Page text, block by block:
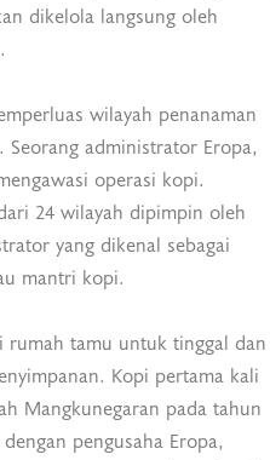
dikelola langsung oleh
wilayah penanaman
Seorang administrator Eropa,
operasi kopi.
24 wilayah dipimpin oleh
yang dikenal sebagai
mantri kopi.
rumah tamu untuk tinggal dan
Kopi pertama kali
Mangkunegaran pada tahun
pengusaha Eropa,